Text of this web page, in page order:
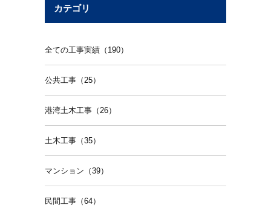
カテゴリ
全ての工事実績（190）
公共工事（25）
港湾土木工事（26）
土木工事（35）
マンション（39）
民間工事（64）